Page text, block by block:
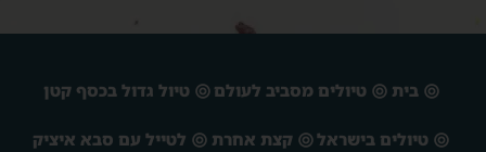
בית טיולים מסביב לעולם טיול גדול בכסף קטן
טיולים בישראל קצת אחרת לטייל עם סבא איציק